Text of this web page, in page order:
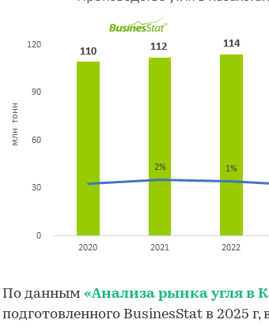
По данным «Анализа рынка угля в
подготовленного BusinesStat в 2025 г,